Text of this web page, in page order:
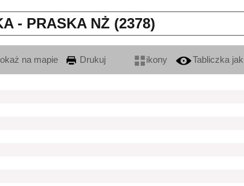
- PRASKA NŻ (2378)
na mapie Drukuj ikony
Tabliczka